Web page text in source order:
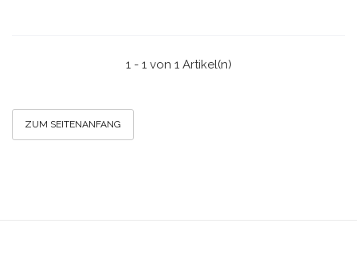
1 - 1 von 1 Artikel(n)
ZUM SEITENANFANG